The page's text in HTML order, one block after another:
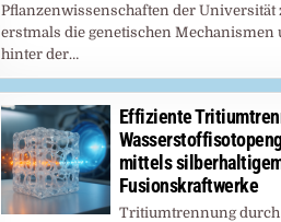
Pflanzenwissenschaften der Universität
erstmals die genetischen Mechanismen
hinter der…
Effiziente
mittels
Fusionskraftwerke
Tritiumtrennung durch